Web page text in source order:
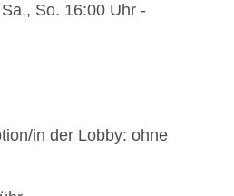
So. 16:00 Uhr -
in der Lobby: ohne